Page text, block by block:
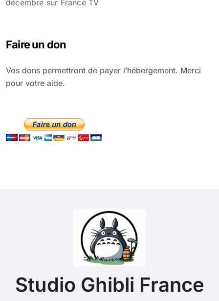
décembre sur France TV
Faire un don
Vos dons permettront de payer l’hébergement. Merci
pour votre aide.
Studio Ghibli France